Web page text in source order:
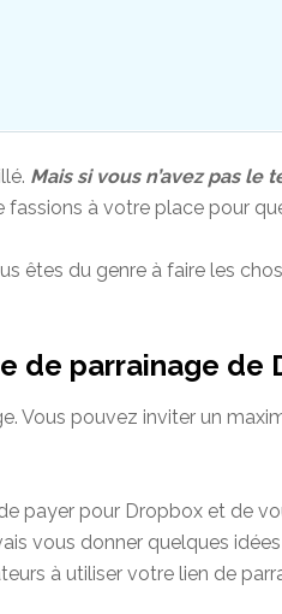
Mais si vous n’avez pas le
fassions à votre place pour
êtes du genre à faire les
de parrainage de
Vous pouvez inviter un
payer pour Dropbox et de
vous donner quelques
à utiliser votre lien de